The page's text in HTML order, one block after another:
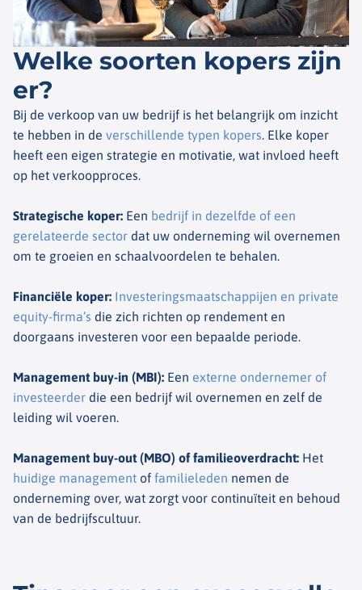
Welke soorten kopers zijn
er?
Bij de verkoop van uw bedrijf is het belangrijk om inzicht
te hebben in de verschillende typen kopers. Elke koper
heeft een eigen strategie en motivatie, wat invloed heeft
op het verkoopproces.
Strategische koper: Een bedrijf in dezelfde of een
gerelateerde sector dat uw onderneming wil overnemen
om te groeien en schaalvoordelen te behalen.
Financiële koper: Investeringsmaatschappijen en private
equity-firma’s die zich richten op rendement en
doorgaans investeren voor een bepaalde periode.
Management buy-in (MBI): Een externe ondernemer of
investeerder die een bedrijf wil overnemen en zelf de
leiding wil voeren.
Management buy-out (MBO) of familieoverdracht: Het
huidige management of familieleden nemen de
onderneming over, wat zorgt voor continuïteit en behoud
van de bedrijfscultuur.